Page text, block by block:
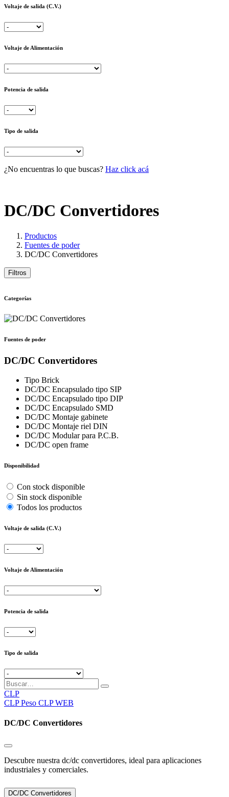
Voltaje de salida (C.V.)
Voltaje de Alimentación
Potencia de salida
Tipo de salida
¿No encuentras lo que buscas? Haz click acá
DC/DC Convertidores
Productos
Fuentes de poder
DC/DC Convertidores
Filtros
Categorías
Fuentes de poder
DC/DC Convertidores
Tipo Brick
DC/DC Encapsulado tipo SIP
DC/DC Encapsulado tipo DIP
DC/DC Encapsulado SMD
DC/DC Montaje gabinete
DC/DC Montaje riel DIN
DC/DC Modular para P.C.B.
DC/DC open frame
Disponibilidad
Con stock disponible
Sin stock disponible
Todos los productos
Voltaje de salida (C.V.)
Voltaje de Alimentación
Potencia de salida
Tipo de salida
CLP
CLP Peso CLP WEB
DC/DC Convertidores
Descubre nuestra dc/dc convertidores, ideal para aplicaciones
industriales y comerciales.
DC/DC Convertidores